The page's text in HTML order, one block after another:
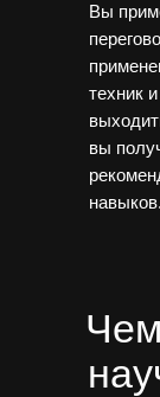
Вы
техник
вы
навыков.